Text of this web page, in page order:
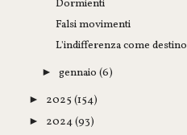
Dormienti
Falsi movimenti
L'indifferenza come destino
►gennaio(6)
► 2025 (154)
► 2024(93)